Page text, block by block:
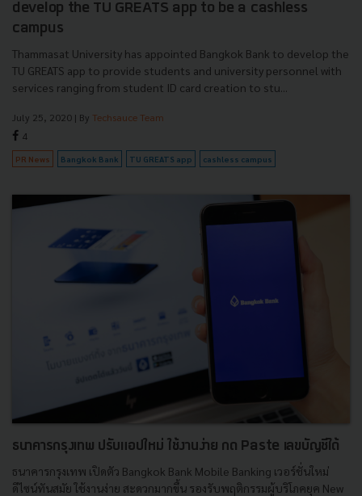
develop the TU GREATS app to be a cashless
campus
Thammasat University has appointed Bangkok Bank to develop the
TU GREATS app to provide students and university personnel with
services ranging from student ID card creation to stu...
July 25, 2020 | By Techsauce Team
4
PR News Bangkok Bank TU GREATS app cashless campus
ธนาคารกรุงเทพ ปรับแอปใหม่ ใช้งานง่าย กด Paste เลขบัญชีได้
ธนาคารกรุงเทพ เปิดตัว Bangkok Bank Mobile Banking เวอร์ชั่นใหม่
ดีไซน์ทันสมัย ใช้งานง่าย สะดวกมากขึ้น รองรับพฤติกรรมผู้บริโภคยุค New